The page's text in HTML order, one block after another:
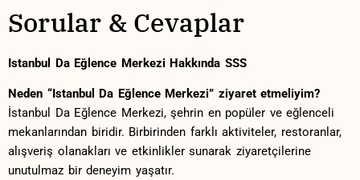
Sorular & Cevaplar
Istanbul Da Eğlence Merkezi Hakkında SSS
Neden “Istanbul⁤ Da Eğlence Merkezi” ziyaret etmeliyim?
İstanbul Da Eğlence ​Merkezi, şehrin​ en ⁣popüler ve ⁤eğlenceli
mekanlarından biridir.⁢ Birbirinden farklı aktiviteler, restoranlar,
alışveriş olanakları ve etkinlikler sunarak ziyaretçilerine
unutulmaz bir deneyim yaşatır.